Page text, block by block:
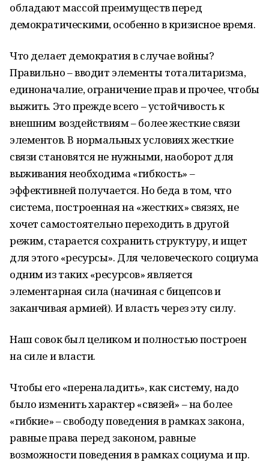
обладают массой преимуществ перед
демократическими, особенно в кризисное время.
Что делает демократия в случае войны?
Правильно – вводит элементы тоталитаризма,
единоначалие, ограничение прав и прочее, чтобы
выжить. Это прежде всего – устойчивость к
внешним воздействиям – более жесткие связи
элементов. В нормальных условиях жесткие
связи становятся не нужными, наоборот для
выживания необходима «гибкость» –
эффективней получается. Но беда в том, что
система, построенная на «жестких» связях, не
хочет самостоятельно переходить в другой
режим, старается сохранить структуру, и ищет
для этого «ресурсы». Для человеческого социума
одним из таких «ресурсов» является
элементарная сила (начиная с бицепсов и
заканчивая армией). И власть через эту силу.
Наш совок был целиком и полностью построен
на силе и власти.
Чтобы его «переналадить», как систему, надо
было изменить характер «связей» – на более
«гибкие» – свободу поведения в рамках закона,
равные права перед законом, равные
возможности поведения в рамках социума и пр.